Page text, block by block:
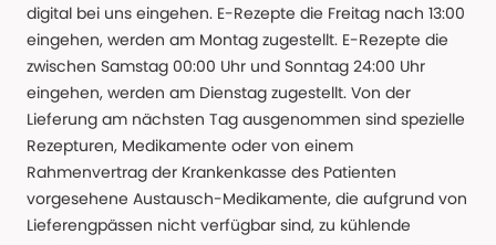
digital bei uns eingehen. E-Rezepte die Freitag nach 13:00
eingehen, werden am Montag zugestellt. E-Rezepte die
zwischen Samstag 00:00 Uhr und Sonntag 24:00 Uhr
eingehen, werden am Dienstag zugestellt. Von der
Lieferung am nächsten Tag ausgenommen sind spezielle
Rezepturen, Medikamente oder von einem
Rahmenvertrag der Krankenkasse des Patienten
vorgesehene Austausch-Medikamente, die aufgrund von
Lieferengpässen nicht verfügbar sind, zu kühlende